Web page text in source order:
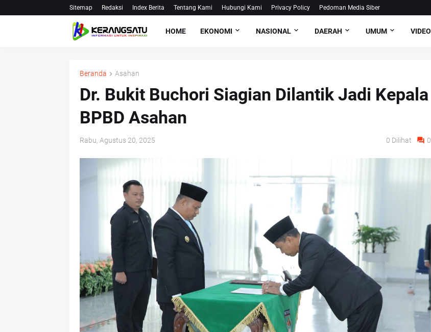
Sitemap Redaksi Index Berita Tentang Kami Hubungi Kami Privacy Policy Pedoman Media Siber
HOME EKONOMI NASIONAL DAERAH UMUM VIDEO
Beranda Asahan
Dr. Bukit Buchori Siagian Dilantik Jadi Kepala
BPBD Asahan
Rabu, Agustus 20, 2025 0 Dilihat 0